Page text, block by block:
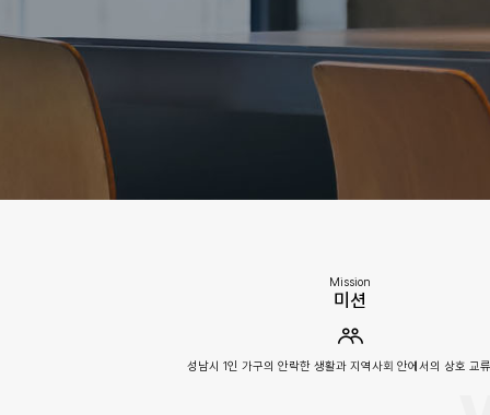
Mission
미션
성남시 1인 가구의 안락한 생활과 지역사회 안에서의 상호 교